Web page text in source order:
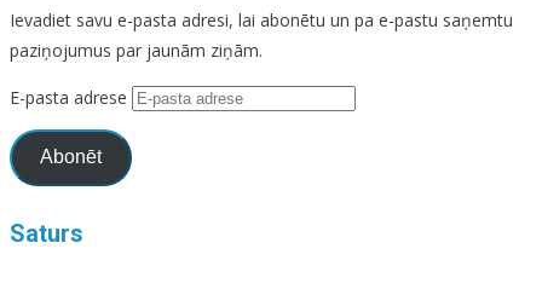
Ievadiet savu e-pasta adresi, lai abonētu un pa e-pastu saņemtu
paziņojumus par jaunām ziņām.
E-pasta adrese
Abonēt
Saturs